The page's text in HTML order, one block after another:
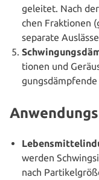
ge­lei­tet. Nach
chen Frak­tio­nen
separate
tio­nen und
werden
nach